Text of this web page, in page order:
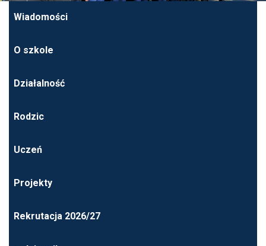
Wiadomości
O szkole
Działalność
Rodzic
Uczeń
Projekty
Rekrutacja 2026/27